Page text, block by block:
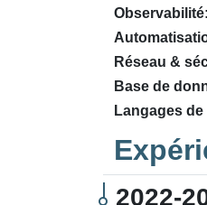
Observabilité:
Réseau &
Base de
Langages
2022-